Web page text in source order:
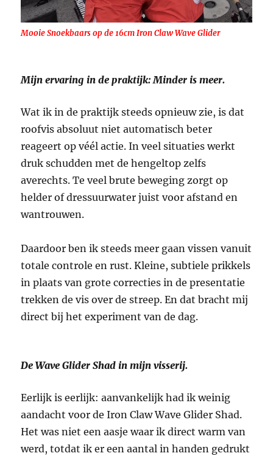
Mooie Snoekbaars op de 16cm Iron Claw Wave Glider
Mijn ervaring in de praktijk: Minder is meer.
Wat ik in de praktijk steeds opnieuw zie, is dat
roofvis absoluut niet automatisch beter
reageert op véél actie. In veel situaties werkt
druk schudden met de hengeltop zelfs
averechts. Te veel brute beweging zorgt op
helder of dressuurwater juist voor afstand en
wantrouwen.
Daardoor ben ik steeds meer gaan vissen vanuit
totale controle en rust. Kleine, subtiele prikkels
in plaats van grote correcties in de presentatie
trekken de vis over de streep. En dat bracht mij
direct bij het experiment van de dag.
De Wave Glider Shad in mijn visserij.
Eerlijk is eerlijk: aanvankelijk had ik weinig
aandacht voor de Iron Claw Wave Glider Shad.
Het was niet een aasje waar ik direct warm van
werd, totdat ik er een aantal in handen gedrukt